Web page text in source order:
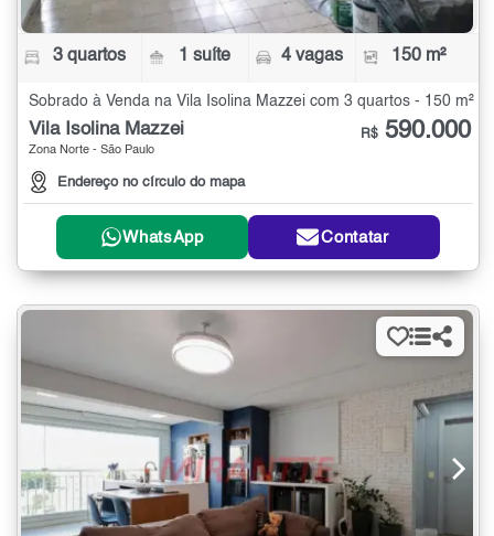
3 quartos 1 suíte 4 vagas 150 m²
Sobrado à Venda na Vila Isolina Mazzei com 3 quartos - 150 m²
Vila Isolina Mazzei
Zona Norte - São Paulo
Endereço no círculo do mapa
R$ 590.000
WhatsApp Contatar